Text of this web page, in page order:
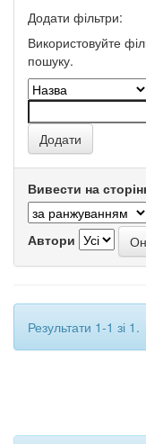
Додати фільтри:
Використовуйте
пошуку.
Вивести на
Автори
Результати 1-1 зі 1.